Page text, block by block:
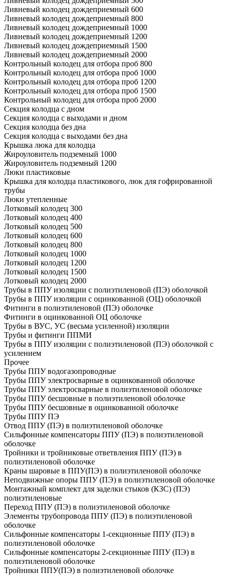
Ливневый колодец дождеприемный 600
Ливневый колодец дождеприемный 800
Ливневый колодец дождеприемный 1000
Ливневый колодец дождеприемный 1200
Ливневый колодец дождеприемный 1500
Ливневый колодец дождеприемный 2000
Контрольный колодец для отбора проб 800
Контрольный колодец для отбора проб 1000
Контрольный колодец для отбора проб 1200
Контрольный колодец для отбора проб 1500
Контрольный колодец для отбора проб 2000
Секция колодца с дном
Секция колодца с выходами и дном
Секция колодца без дна
Секция колодца с выходами без дна
Крышка люка для колодца
Жироуловитель подземный 1000
Жироуловитель подземный 1200
Люки пластиковые
Крышка для колодца пластикового, люк для гофрированной
трубы
Люки утепленные
Лотковый колодец 300
Лотковый колодец 400
Лотковый колодец 500
Лотковый колодец 600
Лотковый колодец 800
Лотковый колодец 1000
Лотковый колодец 1200
Лотковый колодец 1500
Лотковый колодец 2000
Трубы в ППУ изоляции с полиэтиленовой (ПЭ) оболочкой
Трубы в ППУ изоляции с оцинкованной (ОЦ) оболочкой
Фитинги в полиэтиленовой (ПЭ) оболочке
Фитинги в оцинкованной ОЦ оболочке
Трубы в ВУС, УС (весьма усиленной) изоляции
Трубы и фитинги ППМИ
Трубы в ППУ изоляции с полиэтиленовой (ПЭ) оболочкой с
усилением
Прочее
Трубы ППУ водогазопроводные
Трубы ППУ электросварные в оцинкованной оболочке
Трубы ППУ электросварные в полиэтиленовой оболочке
Трубы ППУ бесшовные в полиэтиленовой оболочке
Трубы ППУ бесшовные в оцинкованной оболочке
Трубы ППУ ПЭ
Отвод ППУ (ПЭ) в полиэтиленовой оболочке
Сильфонные компенсаторы ППУ (ПЭ) в полиэтиленовой
оболочке
Тройники и тройниковые ответвления ППУ (ПЭ) в
полиэтиленовой оболочке
Краны шаровые в ППУ(ПЭ) в полиэтиленовой оболочке
Неподвижные опоры ППУ (ПЭ) в полиэтиленовой оболочке
Монтажный комплект для заделки стыков (КЗС) (ПЭ)
полиэтиленовые
Переход ППУ (ПЭ) в полиэтиленовой оболочке
Элементы трубопровода ППУ (ПЭ) в полиэтиленовой
оболочке
Сильфонные компенсаторы 1-секционные ППУ (ПЭ) в
полиэтиленовой оболочке
Сильфонные компенсаторы 2-секционные ППУ (ПЭ) в
полиэтиленовой оболочке
Тройники ППУ(ПЭ) в полиэтиленовой оболочке